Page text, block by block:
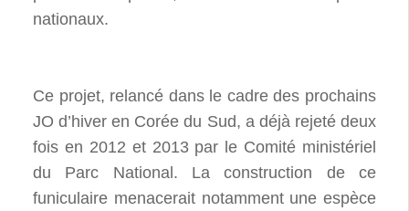
nationaux.
Ce projet, relancé dans le cadre des prochains
JO d’hiver en Corée du Sud, a déjà rejeté deux
fois en 2012 et 2013 par le Comité ministériel
du Parc National. La construction de ce
funiculaire menacerait notamment une espèce